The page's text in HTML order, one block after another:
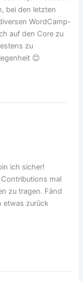
bei den letzten
WordCamp-
auf den Core zu
zu
😊
ich sicher!
mal
zu tragen. Fänd
etwas zurück